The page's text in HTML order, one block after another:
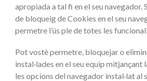
apropiada a tal fi en el seu navegador.
de bloqueig de Cookies en el seu
permetre l’ús ple de totes les
Pot vostè permetre, bloquejar o
instal·lades en el seu equip
les opcions del navegador instal·lat al